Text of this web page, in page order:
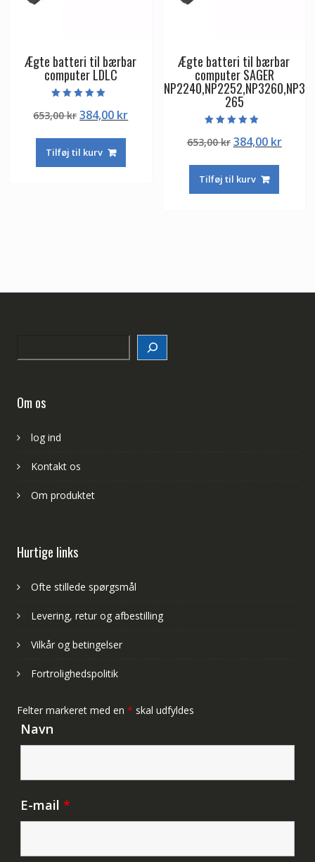
Ægte batteri til bærbar
computer LDLC
5.00
ud af 5
653,00krDen
pris
var:
384,00 krDen
Tilføj til kurv
Ægte batteri til bærbar
computer SAGER
NP2240,NP2252,NP3260,NP3
265
4.50
ud af 5
653,00kr Den
pris
var:
384,00 krDen
Tilføj til kurv
Om os
log ind
Kontakt os
Om produktet
Hurtige links
Ofte stillede spørgsmål
Levering, retur og afbestilling
Vilkår og betingelser
Fortrolighedspolitik
Felter markeret med en * skal udfyldes
Navn
E-mail *